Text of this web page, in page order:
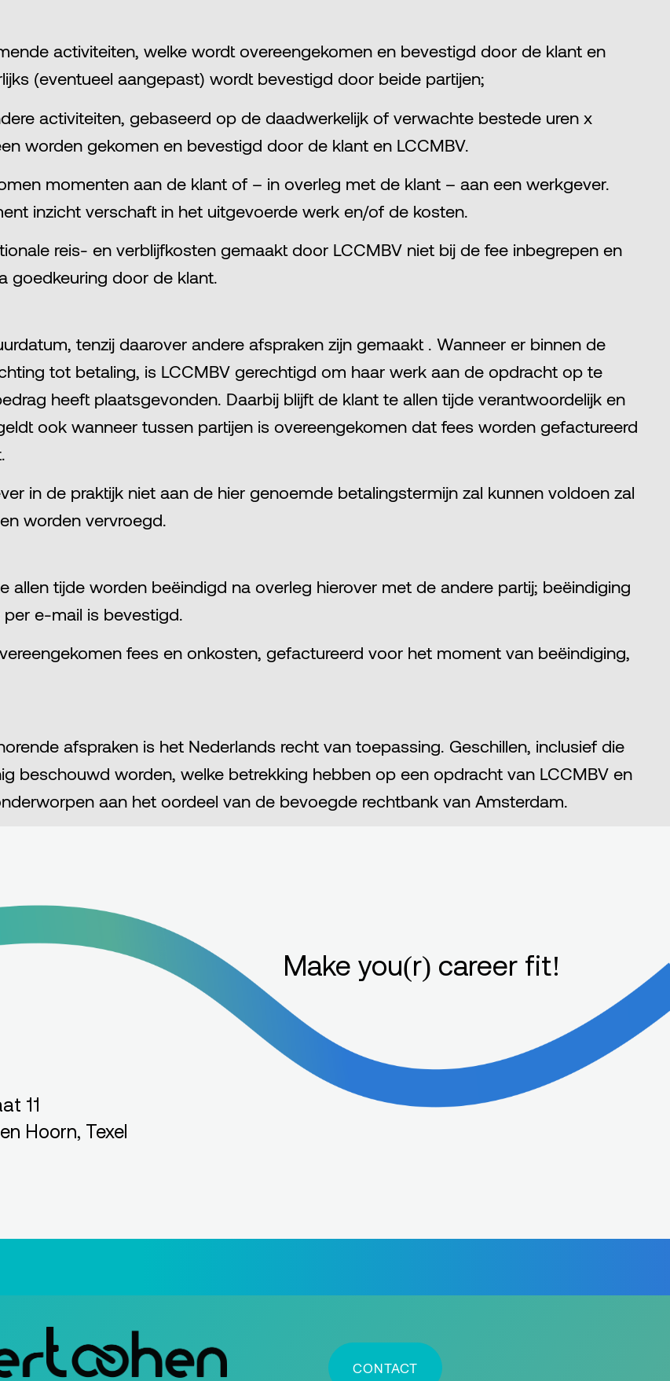
activiteiten, welke wordt overeengekomen en bevestigd door de klant en
(eventueel aangepast) wordt bevestigd door beide partijen;
activiteiten, gebaseerd op de daadwerkelijk of verwachte bestede uren x
worden gekomen en bevestigd door de klant en LCCMBV.
momenten aan de klant of – in overleg met de klant – aan een werkgever.
inzicht verschaft in het uitgevoerde werk en/of de kosten.
reis- en verblijfkosten gemaakt door LCCMBV niet bij de fee inbegrepen en
goedkeuring door de klant.
tenzij daarover andere afspraken zijn gemaakt . Wanneer er binnen de
tot betaling, is LCCMBV gerechtigd om haar werk aan de opdracht op te
heeft plaatsgevonden. Daarbij blijft de klant te allen tijde verantwoordelijk en
ook wanneer tussen partijen is overeengekomen dat fees worden gefactureerd
in de praktijk niet aan de hier genoemde betalingstermijn zal kunnen voldoen zal
worden vervroegd.
tijde worden beëindigd na overleg hierover met de andere partij; beëindiging
e-mail is bevestigd.
fees en onkosten, gefactureerd voor het moment van beëindiging,
afspraken is het Nederlands recht van toepassing. Geschillen, inclusief die
beschouwd worden, welke betrekking hebben op een opdracht van LCCMBV en
aan het oordeel van de bevoegde rechtbank van Amsterdam.
11
Hoorn, Texel
Make you(r) career fit!
CONTACT